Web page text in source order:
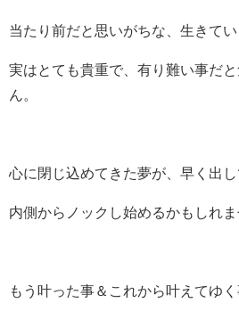
当たり前だと思いがちな、生きてい
実はとても貴重で、有り難い事だ
ん。
心に閉じ込めてきた夢が、早く出し
内側からノックし始めるかもしれま
もう叶った事＆これから叶えてゆく